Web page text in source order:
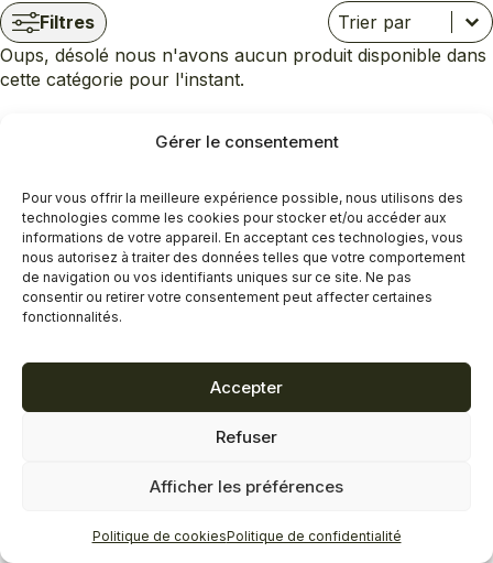
Gérer le consentement
Pour vous offrir la meilleure expérience possible, nous utilisons des
technologies comme les cookies pour stocker et/ou accéder aux
informations de votre appareil. En acceptant ces technologies, vous
nous autorisez à traiter des données telles que votre comportement
de navigation ou vos identifiants uniques sur ce site. Ne pas
consentir ou retirer votre consentement peut affecter certaines
fonctionnalités.
Accepter
Refuser
Afficher les préférences
Politique de cookiesPolitique de confidentialité
Filtres Trier
Trier le contenu
Trier le contenu
Oups, désolé nous n'avons aucun produit disponible dans
cette catégorie pour l'instant.